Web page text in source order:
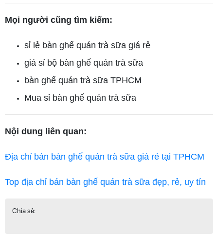
Mọi người cũng tìm kiếm:
sỉ lẻ bàn ghế quán trà sữa giá rẻ
giá sỉ bộ bàn ghế quán trà sữa
bàn ghế quán trà sữa TPHCM
Mua sỉ bàn ghế quán trà sữa
Nội dung liên quan:
Địa chỉ bán bàn ghế quán trà sữa giá rẻ tại TPHCM
Top địa chỉ bán bàn ghế quán trà sữa đẹp, rẻ, uy tín
Chia sẻ: